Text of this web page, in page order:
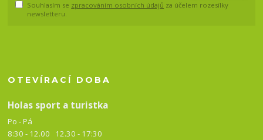
Souhlasím se zpracováním osobních údajů za účelem rozesílky
newsletteru.
OTEVÍRACÍ DOBA
Holas sport a turistka
Po - Pá
8:30 - 12.00 12.30 - 17:30